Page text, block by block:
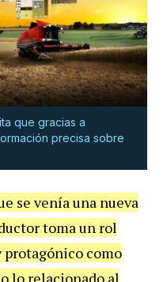
que gracias a
precisa sobre
se venía una nueva
toma un rol
protagónico como
lo relacionado al